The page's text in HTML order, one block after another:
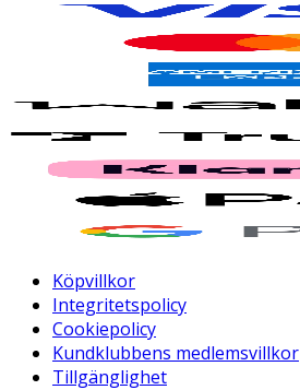
Köpvillkor
Integritetspolicy
Cookiepolicy
Kundklubbens medlemsvillkor
Tillgänglighet